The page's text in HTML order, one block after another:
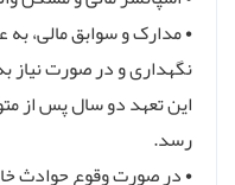
• مدارک و سوابق مالی،
نگهداری و در صورت نیاز
این تعهد دو سال پس از
رسد.
• در صورت وقوع حوادث